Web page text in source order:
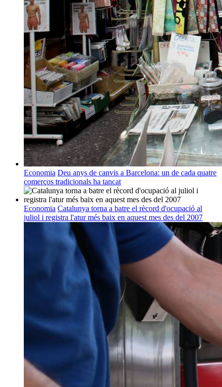
Economia Deu anys de canvis a Barcelona: un de cada quatre
comerços tradicionals ha tancat
Economia Catalunya torna a batre el rècord d'ocupació al
juliol i registra l'atur més baix en aquest mes des del 2007